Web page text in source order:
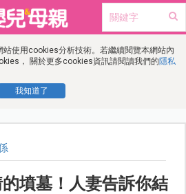
使用cookies分析技術。若繼續閱覽本網站內
， 關於更多cookies資訊請閱讀我們的隱私
我知道了
墳墓！人妻告訴你結